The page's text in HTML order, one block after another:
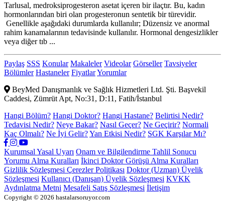
Tarlusal, medroksiprogesteron asetat içeren bir ilaçtır. Bu, kadın
hormonlarından biri olan progesteronun sentetik bir türevidir.
Genellikle aşağıdaki durumlarda kullanılır; Düzensiz ve anormal
rahim kanamalarının tedavisinde kullanılır. Hormonal dengesizlikler
veya diğer tıb ...
Paylaş SSS Konular Makaleler Videolar Görseller Tavsiyeler
Bölümler Hastaneler FiyatlarYorumlar
BeyMed Danışmanlık ve Sağlık Hizmetleri Ltd. Şti. Başvekil
Caddesi, Zümrüt Apt, No:31, D:11, Fatih/İstanbul
Hangi Bölüm? Hangi Doktor? Hangi Hastane? Belirtisi Nedir?
Tedavisi Nedir? Neye Bakar? Nasıl Geçer? Ne Geçirir? Normali
Kaç Olmalı? Ne İyi Gelir?Yan Etkisi Nedir? SGK Karşılar Mı?
Kurumsal Yasal Uyarı Onam ve Bilgilendirme Tahlil Sonucu
Yorumu Alma Kuralları İkinci Doktor Görüşü Alma Kuralları
Gizlilik Sözleşmesi Çerezler Politikası Doktor (Uzman) Üyelik
Sözleşmesi Kullanıcı (Danışan) Üyelik Sözleşmesi KVKK
Aydınlatma Metni Mesafeli Satış Sözleşmesi İletişim
Copyright © 2026 hastalarsoruyor.com